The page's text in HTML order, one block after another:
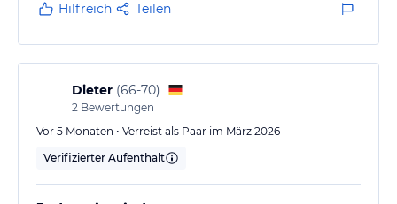
Hilfreich Teilen
Dieter (66-70)
2 Bewertungen
Vor 5 Monaten • Verreist als Paar im März 2026
Verifizierter Aufenthalt